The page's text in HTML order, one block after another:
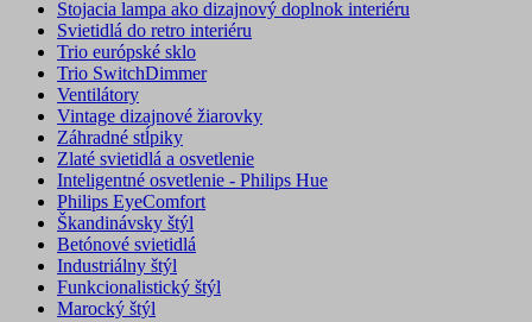
Stojacia lampa ako dizajnový doplnok interiéru
Svietidlá do retro interiéru
Trio európské sklo
Trio SwitchDimmer
Ventilátory
Vintage dizajnové žiarovky
Záhradné stĺpiky
Zlaté svietidlá a osvetlenie
Inteligentné osvetlenie - Philips Hue
Philips EyeComfort
Škandinávsky štýl
Betónové svietidlá
Industriálny štýl
Funkcionalistický štýl
Marocký štýl